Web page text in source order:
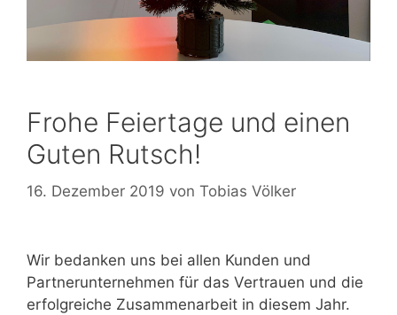
Frohe Feiertage und einen
Guten Rutsch!
16. Dezember 2019 von Tobias Völker
Wir bedanken uns bei allen Kunden und
Partnerunternehmen für das Vertrauen und die
erfolgreiche Zusammenarbeit in diesem Jahr.